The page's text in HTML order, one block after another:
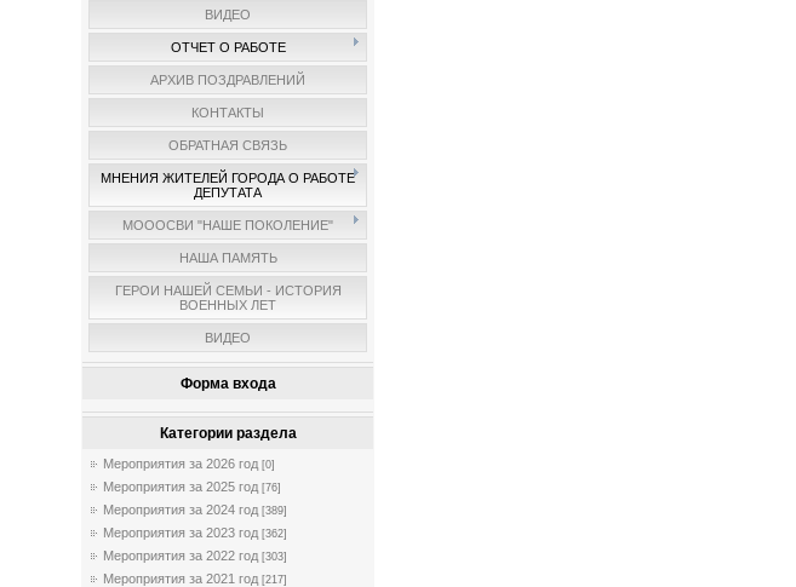
ВИДЕО
ОТЧЕТ О РАБОТЕ
АРХИВ ПОЗДРАВЛЕНИЙ
КОНТАКТЫ
ОБРАТНАЯ СВЯЗЬ
МНЕНИЯ ЖИТЕЛЕЙ ГОРОДА О РАБОТЕ
ДЕПУТАТА
МОООСВИ "НАШЕ ПОКОЛЕНИЕ"
НАША ПАМЯТЬ
ГЕРОИ НАШЕЙ СЕМЬИ - ИСТОРИЯ
ВОЕННЫХ ЛЕТ
ВИДЕО
Форма входа
Категории раздела
Мероприятия за 2026 год [0]
Мероприятия за 2025 год [76]
Мероприятия за 2024 год [389]
Мероприятия за 2023 год [362]
Мероприятия за 2022 год [303]
Мероприятия за 2021 год [217]